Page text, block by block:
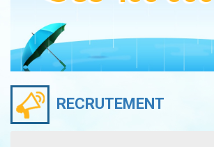
RECRUTEMENT